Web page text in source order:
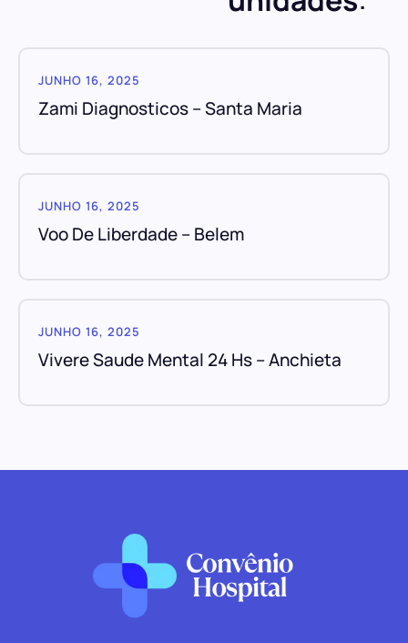
JUNHO 16, 2025
Zami Diagnosticos – Santa Maria
JUNHO 16, 2025
Voo De Liberdade – Belem
JUNHO 16, 2025
Vivere Saude Mental 24 Hs – Anchieta